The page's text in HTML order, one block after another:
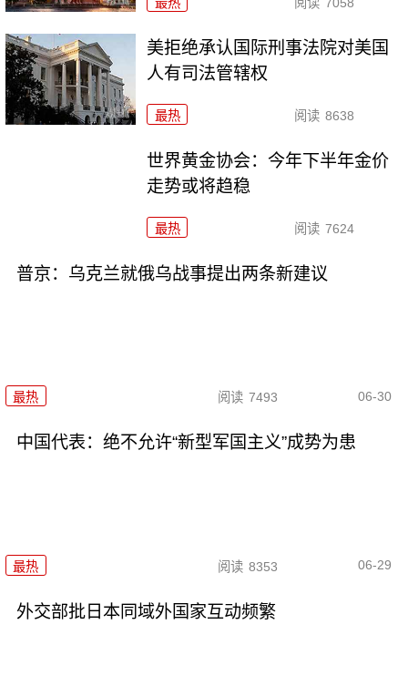
最热 阅读 7058
美拒绝承认国际刑事法院对美国
人有司法管辖权
最热 阅读 8638
世界黄金协会：今年下半年金价
走势或将趋稳
最热 阅读 7624
普京：乌克兰就俄乌战事提出两条新建议
最热 阅读 7493 06-30
中国代表：绝不允许“新型军国主义”成势为患
最热 阅读 8353 06-29
外交部批日本同域外国家互动频繁